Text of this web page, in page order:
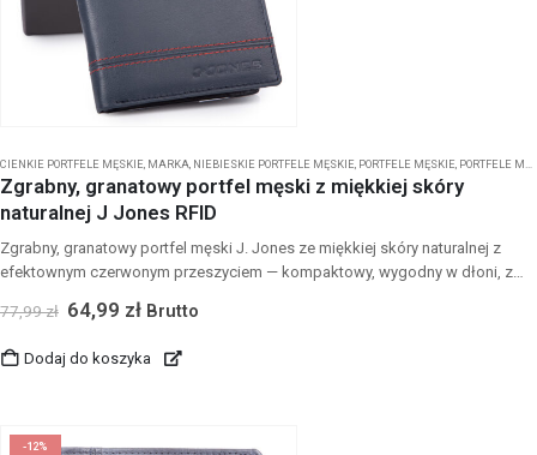
CIENKIE PORTFELE MĘSKIE MARKA NIEBIESKIE PORTFELE MĘSKIE PORTFELE MĘSKIE PORTFELE MĘSKIE J JONES
Zgrabny, granatowy portfel męski z miękkiej skóry
naturalnej J Jones RFID
Zgrabny, granatowy portfel męski J. Jones ze miękkiej skóry naturalnej z
efektownym czerwonym przeszyciem — kompaktowy, wygodny w dłoni, z
kieszenią i kieszonką na bilon z metalowym zatrzaskiem oraz dwiema
przegrodami na banknoty, sprzedawany w eleganckim pudełku.
77,99zł 64,99 zł Brutto
Dodaj do koszyka
-12%